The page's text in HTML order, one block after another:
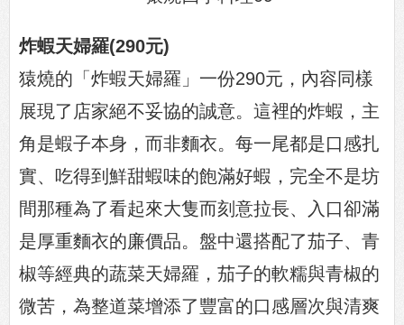
炸蝦天婦羅(290元)
猿燒的「炸蝦天婦羅」一份290元，內容同樣
展現了店家絕不妥協的誠意。這裡的炸蝦，主
角是蝦子本身，而非麵衣。每一尾都是口感扎
實、吃得到鮮甜蝦味的飽滿好蝦，完全不是坊
間那種為了看起來大隻而刻意拉長、入口卻滿
是厚重麵衣的廉價品。盤中還搭配了茄子、青
椒等經典的蔬菜天婦羅，茄子的軟糯與青椒的
微苦，為整道菜增添了豐富的口感層次與清爽